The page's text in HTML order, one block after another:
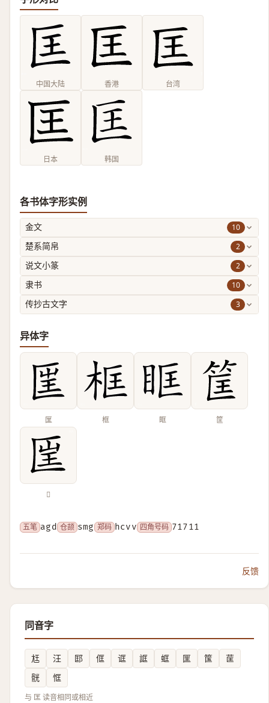
中国大陆 香港 台湾
日本 韩国
各书体字形实例
金文 10
楚系简帛 2
说文小篆 2
隶书 10
传抄古文字 3
异体字
匩 框 眶 筐
𠥆
五笔 agd 仓颉 smg 郑码 hcvv 四角号码 71711
反馈
同音字
尪 汪 邼 㑌 诓 誆 䖱 匩 筺
䒰
䯑
恇
与 匡 读音相同或相近